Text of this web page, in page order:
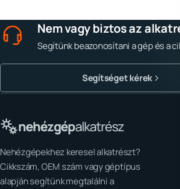
Nem vagy biztos az
Segítünk beazonosítani a gép és a
Segítséget kérek
nehézgépalkatrész
Nehézgépekhez keresel alkatrészt?
Cikkszám, OEM szám vagy géptípus
alapján segítünk megtalálni a